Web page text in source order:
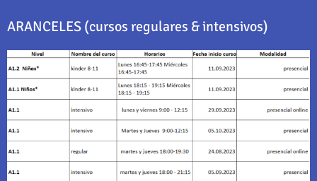
ARANCELES (cursos regulares & intensivos)